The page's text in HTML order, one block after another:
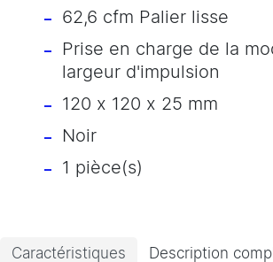
62,6 cfm Palier lisse
Prise en charge de la
largeur d'impulsion
120 x 120 x 25 mm
Noir
1 pièce(s)
Caractéristiques Description